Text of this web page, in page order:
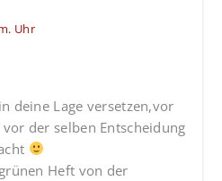
Uhr
deine Lage versetzen,vor
der selben Entscheidung
Heft von der